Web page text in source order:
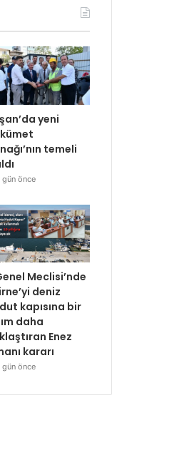
yeni
temeli
gün önce
Meclisi’nde
deniz
kapısına bir
daha
Enez
kararı
gün önce